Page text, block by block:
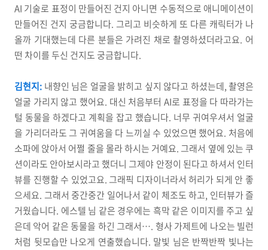
AI 기술로 표정이 만들어진 건지 아니면 수동적으로 애니메이션이
만들어진 건지 궁금합니다. 그리고 비슷하게 또 다른 캐릭터가 나
올까 기대했는데 다른 분들은 가려진 채로 촬영하셨더라고요. 어
떤 차이를 두신 건지도 궁금합니다.
김현지: 내향인 님은 얼굴을 밝히고 싶지 않다고 하셨는데, 촬영은
얼굴 가리지 않고 했어요. 대신 처음부터 AI로 표정을 다 따라가는
털 동물을 하겠다고 계획을 잡고 했습니다. 너무 귀여우셔서 얼굴
을 가리더라도 그 귀여움을 다 느끼실 수 있었으면 했어요. 처음에
소파에 앉아서 어쩔 줄을 몰라 하시는 거예요. 그래서 옆에 있는 쿠
션이라도 안아보시라고 했더니 그제야 안정이 된다고 하셔서 인터
뷰를 진행할 수 있었고요. 그래픽 디자이너라서 허리가 되게 안 좋
으세요. 그래서 중간중간 일어나서 같이 체조도 하고, 인터뷰가 즐
거웠습니다. 에스텔 님 같은 경우에는 흑막 같은 이미지를 주고 싶
은데 악어 같은 동물을 하긴 그래서…. 형사 가제트에 나오는 빌런
처럼 뒷모습만 나오게 연출했습니다. 말빛 님은 반짝반짝 빛나는